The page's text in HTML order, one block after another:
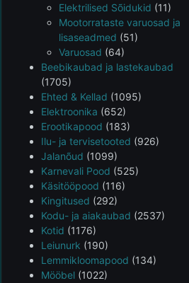
Elektrilised Sõidukid (11)
Mootorrataste varuosad ja
lisaseadmed (51)
Varuosad (64)
Beebikaubad ja lastekaubad
(1705)
Ehted & Kellad (1095)
Elektroonika (652)
Erootikapood (183)
Ilu- ja tervisetooted (926)
Jalanõud (1099)
Karnevali Pood (525)
Käsitööpood (116)
Kingitused (292)
Kodu- ja aiakaubad (2537)
Kotid (1176)
Leiunurk (190)
Lemmikloomapood (134)
Mööbel (1022)